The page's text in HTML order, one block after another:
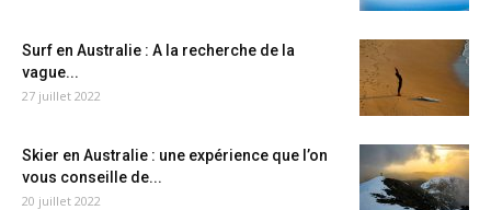
Surf en Australie : A la recherche de la
vague...
27 juillet 2022
Skier en Australie : une expérience que l’on
vous conseille de...
20 juillet 2022